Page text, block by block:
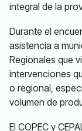
integral de la
Durante el
asistencia a
Regionales que
intervenciones
o regional,
volumen de
El COPEC y